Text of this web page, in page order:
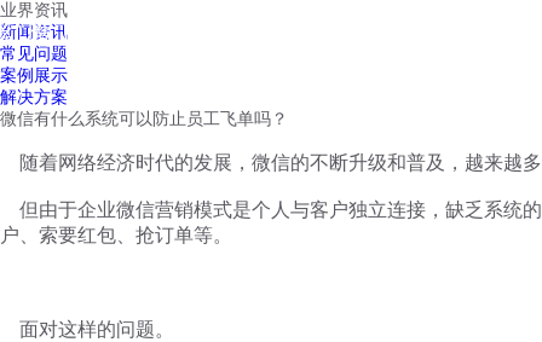
红鹰工作手机
业界资讯
新闻资讯
常见问题
案例展示
解决方案
微信有什么系统可以防止员工飞单吗？
随着网络经济时代的发展，微信的不断升级和普及，越来越
但由于企业微信营销模式是个人与客户独立连接，缺乏系统
户、索要红包、抢订单等。
面对这样的问题。